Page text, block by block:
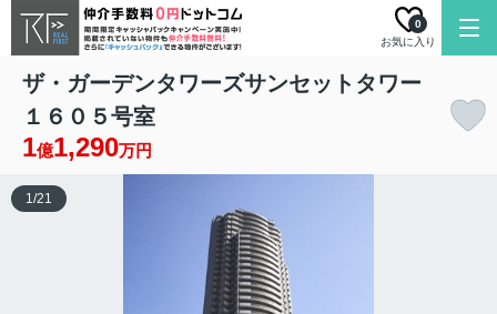
お気に入り
0
ザ・ガーデンタワーズサンセットタワー
１６０５号室
1億1,290万円
1/21